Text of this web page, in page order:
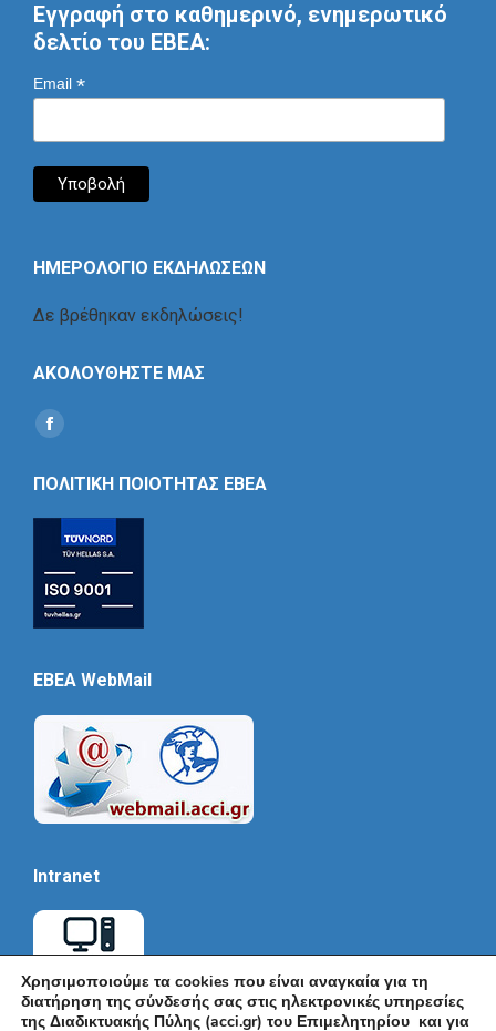
Εγγραφή στο καθημερινό, ενημερωτικό
δελτίο του ΕΒΕΑ:
Email *
ΗΜΕΡΟΛΟΓΙΟ ΕΚΔΗΛΩΣΕΩΝ
Δε βρέθηκαν εκδηλώσεις!
ΑΚΟΛΟΥΘΗΣΤΕ ΜΑΣ
Find us on:
Social
ΠΟΛΙΤΙΚΗ ΠΟΙΟΤΗΤΑΣ ΕΒΕΑ
EBEA WebMail
Intranet
Χρησιμοποιούμε τα cookies που είναι αναγκαία για τη
διατήρηση της σύνδεσής σας στις ηλεκτρονικές υπηρεσίες
της Διαδικτυακής Πύλης (acci.gr) του Επιμελητηρίου και για